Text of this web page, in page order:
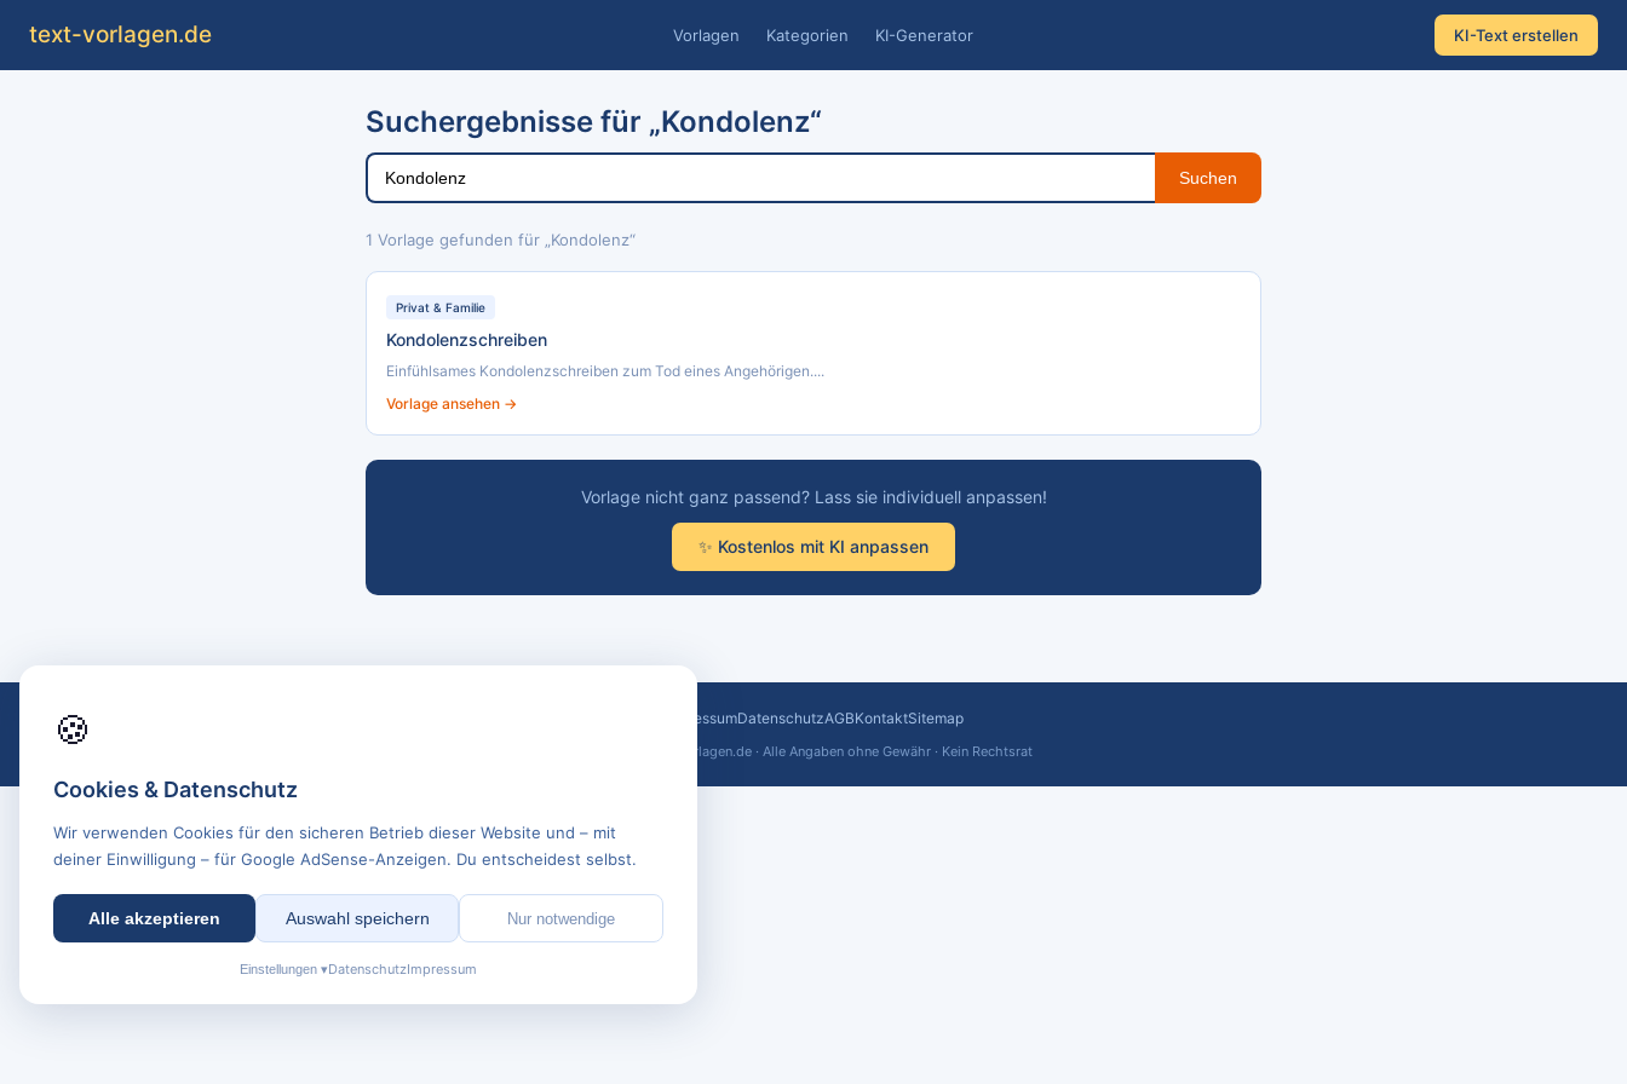
text-vorlagen.de Vorlagen Kategorien KI-Generator KI-Text erstellen
Suchergebnisse für „Kondolenz“
Suchen
1 Vorlage gefunden für „Kondolenz“
Privat & Familie
Kondolenzschreiben
Einfühlsames Kondolenzschreiben zum Tod eines Angehörigen....
Vorlage ansehen →
Vorlage nicht ganz passend? Lass sie individuell anpassen!
✨ Kostenlos mit KI anpassen
🍪
Cookies & Datenschutz
Wir verwenden Cookies für den sicheren Betrieb dieser Website und – mit
deiner Einwilligung – für Google AdSense-Anzeigen. Du entscheidest selbst.
Alle akzeptieren Auswahl speichern Nur notwendige
Einstellungen ▾DatenschutzImpressum
ImpressumDatenschutzAGBKontaktSitemap
© 2026 text-vorlagen.de · Alle Angaben ohne Gewähr · Kein Rechtsrat